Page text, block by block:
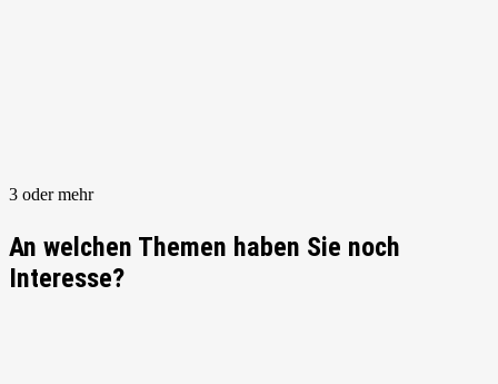
3 oder mehr
An welchen Themen haben Sie noch
Interesse?